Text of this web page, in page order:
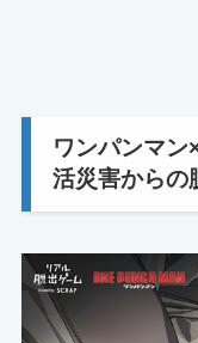
ワンパンマン
活災害からの